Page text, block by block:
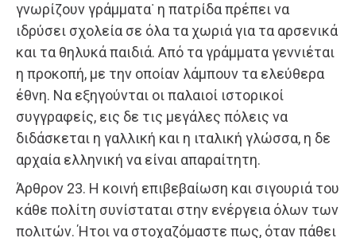
γνωρίζουν γράμματα˙ η πατρίδα πρέπει να
ιδρύσει σχολεία σε όλα τα χωριά για τα αρσενικά
και τα θηλυκά παιδιά. Από τα γράμματα γεννιέται
η προκοπή, με την οποίαν λάμπουν τα ελεύθερα
έθνη. Να εξηγούνται οι παλαιοί ιστορικοί
συγγραφείς, εις δε τις μεγάλες πόλεις να
διδάσκεται η γαλλική και η ιταλική γλώσσα, η δε
αρχαία ελληνική να είναι απαραίτητη.
Άρθρον 23. Η κοινή επιβεβαίωση και σιγουριά του
κάθε πολίτη συνίσταται στην ενέργεια όλων των
πολιτών. Ήτοι να στοχαζόμαστε πως, όταν πάθει